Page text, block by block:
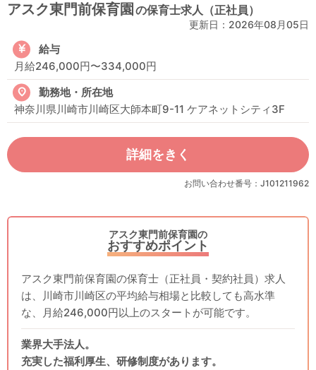
アスク東門前保育園 の保育士求人（正社員）
更新日： 2026年08月05日
給与
月給246,000円〜334,000円
勤務地・所在地
神奈川県川崎市川崎区大師本町9-11 ケアネットシティ3F
詳細をきく
お問い合わせ番号：J101211962
アスク東門前保育園の
おすすめポイント
アスク東門前保育園の保育士（正社員・契約社員）求人
は、川崎市川崎区の平均給与相場と比較しても高水準
な、月給246,000円以上のスタートが可能です。
業界大手法人。
充実した福利厚生、研修制度があります。